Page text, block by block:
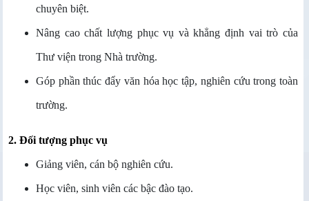
chuyên biệt.
Nâng cao chất lượng phục vụ và khẳng định vai trò của
Thư viện trong Nhà trường.
Góp phần thúc đẩy văn hóa học tập, nghiên cứu trong toàn
trường.
2. Đối tượng phục vụ
Giảng viên, cán bộ nghiên cứu.
Học viên, sinh viên các bậc đào tạo.